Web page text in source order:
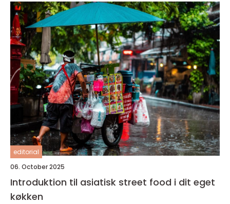
editorial
06. October 2025
Introduktion til asiatisk street food i dit eget
køkken